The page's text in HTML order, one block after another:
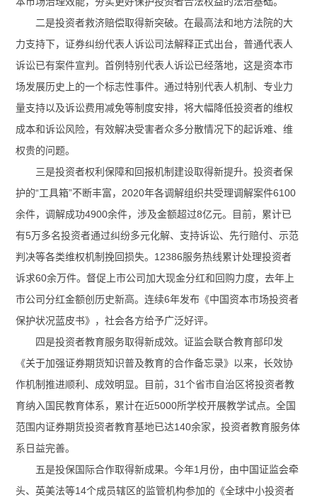
二是投资者救济赔偿取得新突破。在最高法和地方法院的大
力支持下，证券纠纷代表人诉讼司法解释正式出台，普通代表人
诉讼已有案件宣判。首例特别代表人诉讼已经落地，这是资本市
场发展历史上的一个标志性事件。通过特别代表人机制、专业力
量支持以及诉讼费用减免等制度安排，将大幅降低投资者的维权
成本和诉讼风险，有效解决受害者众多分散情况下的起诉难、维
权贵的问题。
三是投资者权利保障和回报机制建设取得新提升。投资者保
护的“工具箱”不断丰富，2020年各调解组织共受理调解案件6100
余件，调解成功4900余件，涉及金额超过8亿元。目前，累计已
有5万多名投资者通过纠纷多元化解、支持诉讼、先行赔付、示范
判决等各类维权机制挽回损失。12386服务热线累计处理投资者
诉求60余万件。督促上市公司加大现金分红和回购力度，去年上
市公司分红金额创历史新高。连续6年发布《中国资本市场投资者
保护状况蓝皮书》，社会各方给予广泛好评。
四是投资者教育服务取得新成效。证监会联合教育部印发
《关于加强证券期货知识普及教育的合作备忘录》以来，长效协
作机制推进顺利、成效明显。目前，31个省市自治区将投资者教
育纳入国民教育体系，累计在近5000所学校开展教学试点。全国
范围内证券期货投资者教育基地已达140余家，投资者教育服务体
系日益完善。
五是投保国际合作取得新成果。今年1月份，由中国证监会牵
头、英美法等14个成员辖区的监管机构参加的《全球中小投资者